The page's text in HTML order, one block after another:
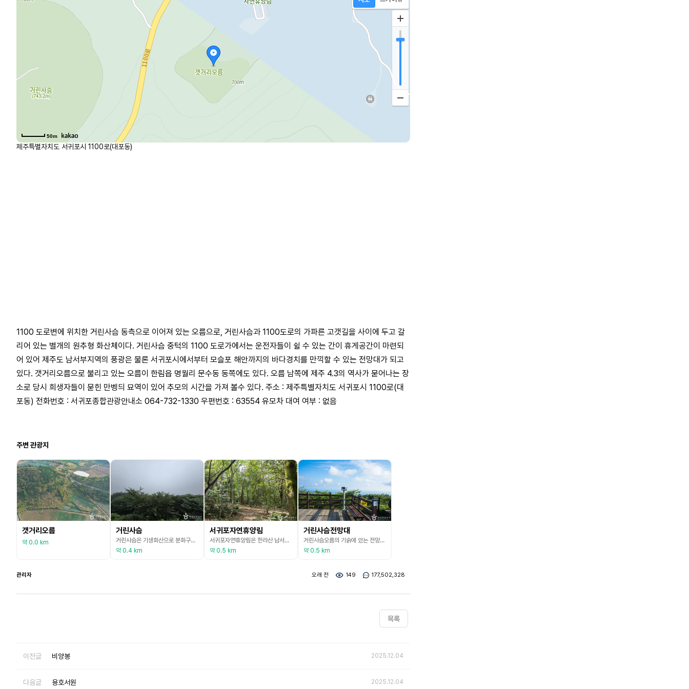
50m
제주특별자치도 서귀포시 1100로(대포동)
1100 도로변에 위치한 거린사슴 동측으로 이어져 있는 오름으로, 거린사슴과 1100도로의 가파른 고갯길을 사이에 두고 갈
리어 있는 별개의 원추형 화산체이다. 거린사슴 중턱의 1100 도로가에서는 운전자들이 쉴 수 있는 간이 휴게공간이 마련되
어 있어 제주도 남서부지역의 풍광은 물론 서귀포시에서부터 모슬포 해안까지의 바다경치를 만끽할 수 있는 전망대가 되고
있다. 갯거리오름으로 불리고 있는 오름이 한림읍 명월리 문수동 동쪽에도 있다. 오름 남쪽에 제주 4.3의 역사가 묻어나는 장
소로 당시 희생자들이 묻힌 만벵듸 묘역이 있어 추모의 시간을 가져 볼수 있다. 주소 : 제주특별자치도 서귀포시 1100로(대
포동) 전화번호 : 서귀포종합관광안내소 064-732-1330 우편번호 : 63554 유모차 대여 여부 : 없음
주변 관광지
갯거리오름
약 0.0 km
거린사슴
거린사슴은 기생화산으로 분화구는 서쪽으로 벌어진 말굽형의 형태이다. 한라산 중턱에 있는 오름 중에 사슴과 관련된 이름으로 지어진 오름 중의 하나이며 실제로 사슴이 살았다고 해서 거린사슴이라 불리고 있으며, 거리다는 갈라지다의 옛말로 오름이 두 개의 봉우리로 갈리어져 있음을 말한다. 도로가 오름을 관통하여 지나며 오름의 기슭에는 휴게소 겸 전망대가 만들어져 있다. 이 전망대는 탁 트인 풍경과 서귀포 시내를 한눈에 내려다볼 수 있다. 오름의 전사면 둘레에는
약 0.4 km
서귀포자연휴양림
서귀포자연휴양림은 한라산 남서쪽 지대에 있는 천연 휴양림이다. 제주시와 서귀포시 중문관광단지를 잇는 도로 동쪽의 환상의 관광코스 중심에 자리 잡고 있다. 온대·난대·한대 수종이 다양하게 분포된 울창한 편백림에 산림욕장이 조성되어 있으며 봄에는 철쭉, 여름에는 시원한 개울물과 숲, 가을에는 아름다운 단풍, 겨울에는 설경 등 뚜렷한 계절적 감각을 느낄 수 있는 제주도 휴양림이다. 산책로와 만남의 숲, 산막, 놀이마당과 1·2야영장, 협곡탐험로, 전망대, 잔
약 0.5 km
거린사슴전망대
거린사슴오름의 기슭에 있는 전망대이다. 1100도로 서귀포자연휴양림에서 서귀포 방면으로 내려가다 보면 있다. 서귀포에서 야경을 볼 수 있는 곳들이 흔치 않고 밤에 오름을 올라가기에도 어려움이 있는데 거린사슴전망대는 차로 바로 이동할 수 있어 야경을 즐기기에도 적합한 곳이다. 서귀포 시가지와 앞바다가 한눈에 들어오는 경치 좋은 곳으로 서귀포 앞바다에 위치한 숲섬, 범섬, 문섬 들의 전경이 아름답게 펼쳐진다. 한라산 중턱에 있는 오름 중에 사슴과 관련된 이
약 0.5 km
관리자 오래 전 149 177,502,328
목록
이전글 비양봉 2025.12.04
다음글 용호서원 2025.12.04